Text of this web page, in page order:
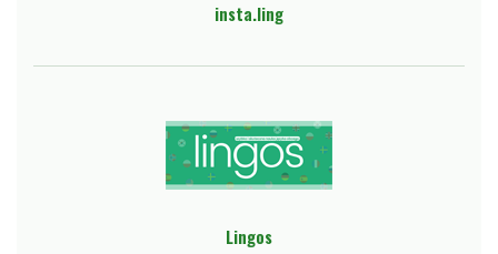
insta.ling
Lingos